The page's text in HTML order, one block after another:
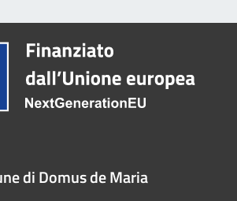
di Domus de Maria